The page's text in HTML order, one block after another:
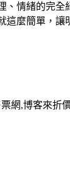
緒的完全
麼簡單，讓
網,博客來折